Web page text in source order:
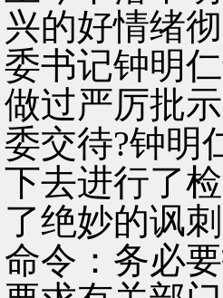
兴的好情绪
委书记钟明
做过严厉批
委交待?钟明
下去进行了
了绝妙的讽
命令：务必